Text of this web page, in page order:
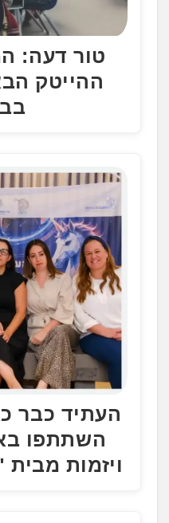
טור דעה:
ההייטק
העתיד כבר
השתתפו
ויזמות